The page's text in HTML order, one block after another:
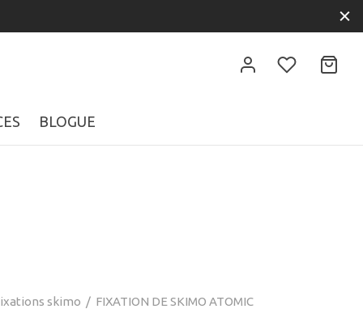
BLOGUE
skimo / FIXATION DE SKIMO ATOMIC